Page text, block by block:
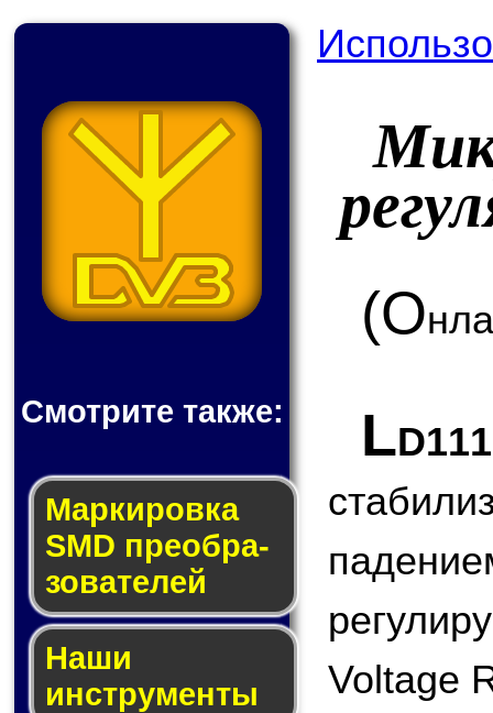
Смотрите также:
Мар­ки­ров­ка
SMD пре­об­ра­
зо­ва­те­лей
Наши
инструменты
(О
L
Voltage